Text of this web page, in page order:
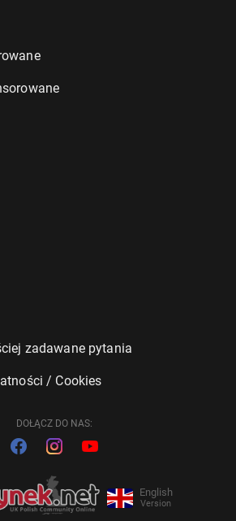
zadawane pytania
/ Cookies
DOŁĄCZ DO NAS:
English
Version